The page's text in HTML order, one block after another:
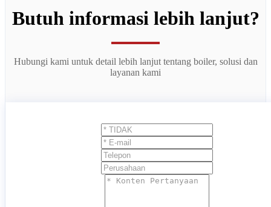
Butuh informasi lebih lanjut?
Hubungi kami untuk detail lebih lanjut tentang boiler, solusi dan
layanan kami